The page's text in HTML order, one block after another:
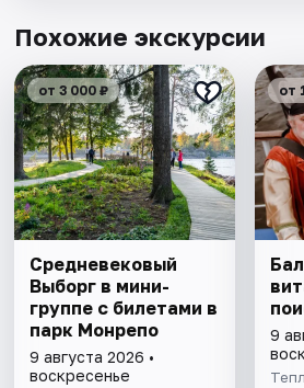
Похожие экскурсии
от 3 000 ₽
Cредневековый
Выборг в мини-
группе c билетами в
парк Монрепо
9 августа 2026 •
воскресенье
от
9